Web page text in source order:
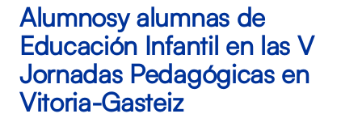
Alumnosy alumnas de
Educación Infantil en las V
Jornadas Pedagógicas en
Vitoria-Gasteiz